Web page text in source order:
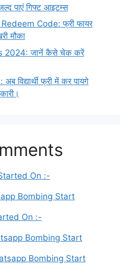
पाएं गिफ्ट आइटम्स
Code: फ्री फायर
मौका
2024: जानें कैसे चेक करें
विद्यार्थी फ्री में कर पायगे
On :-
Bombing Start
On :-
Bombing Start
Bombing Start